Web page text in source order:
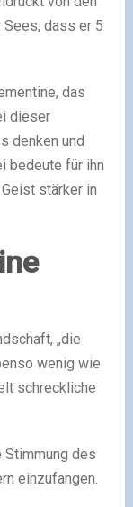
Sees, dass er 5
das
dieser
denken und
bedeute für ihn
stärker in
„die
wenig wie
schreckliche
des
einzufangen.